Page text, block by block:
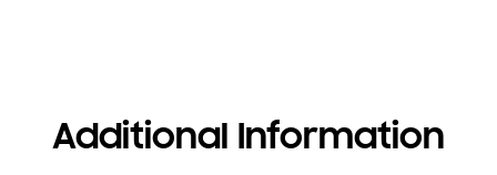
Additional Information